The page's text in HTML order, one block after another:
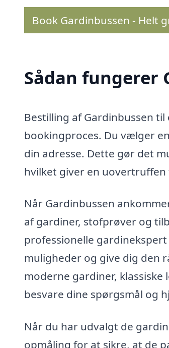
Book Gardinbussen - Helt
Sådan fungerer
Bestilling af Gardinbussen
bookingproces. Du vælger
din adresse. Dette gør det
hvilket giver en
Når Gardinbussen
af gardiner, stofprøver og
professionelle
muligheder og give dig den
moderne gardiner,
besvare dine spørgsmål og
Når du har udvalgt de
opmåling for at sikre, at de